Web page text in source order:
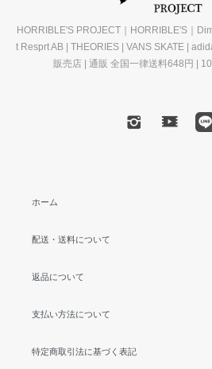
HORRIBLE'S PROJECT｜HORRIBLE'S｜
t Resprt AB | THEORIES | VANS SKATE |
販売店 | 通販 全国一律送料648円 |
ホーム
配送・送料について
返品について
支払い方法について
特定商取引法に基づく表記